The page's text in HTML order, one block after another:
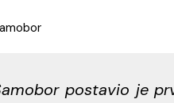
postavio je